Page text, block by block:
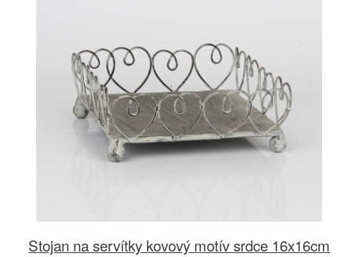
Stojan na servítky kovový motív srdce 16x16cm